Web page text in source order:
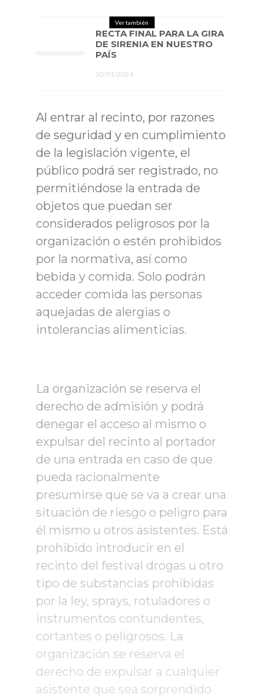
Ver también
RECTA FINAL PARA LA GIRA
DE SIRENIA EN NUESTRO
PAÍS
30/01/2024
Al entrar al recinto, por razones
de seguridad y en cumplimiento
de la legislación vigente, el
público podrá ser registrado, no
permitiéndose la entrada de
objetos que puedan ser
considerados peligrosos por la
organización o estén prohibidos
por la normativa, así como
bebida y comida. Solo podrán
acceder comida las personas
aquejadas de alergias o
intolerancias alimenticias.
La organización se reserva el
derecho de admisión y podrá
denegar el acceso al mismo o
expulsar del recinto al portador
de una entrada en caso de que
pueda racionalmente
presumirse que se va a crear una
situación de riesgo o peligro para
él mismo u otros asistentes. Está
prohibido introducir en el
recinto del festival drogas u otro
tipo de substancias prohibidas
por la ley, sprays, rotuladores o
instrumentos contundentes,
cortantes o peligrosos. La
organización se reserva el
derecho de expulsar a cualquier
asistente que sea sorprendido